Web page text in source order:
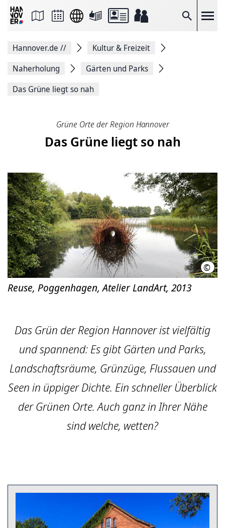
Suche
Seite
Facebook
teilen
Seitenlink
Hannover.de //
Kultur & Freizeit
Naherholung
Gärten und Parks
Das Grüne liegt so nah
Grüne Orte der Region Hannover
Das Grüne liegt so nah
©
Reuse, Poggenhagen, Atelier LandArt, 2013
Das Grün der Region Hannover ist vielfältig
und spannend: Es gibt Gärten und Parks,
Landschaftsräume, Grünzüge, Flussauen und
Seen in üppiger Dichte. Ein schneller Überblick
der Grünen Orte. Auch ganz in Ihrer Nähe
sind welche, wetten?